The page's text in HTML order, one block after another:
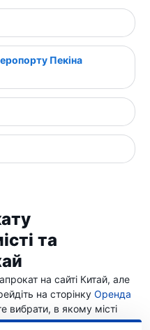
Пекіна
та
на сайті Китай, але
на сторінку Оренда
вибрати, в якому місті